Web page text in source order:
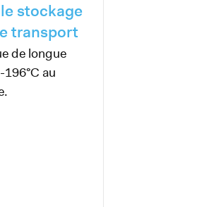
stockage
transport
de longue
au